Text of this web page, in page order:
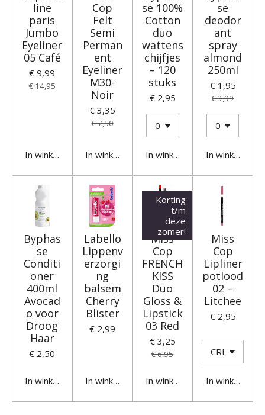
line
paris
Jumbo
Eyeliner
05 Café
€ 9,99
€ 14,95
In winkelwagen
Cop
Felt
Semi
Perman
ent
Eyeliner
M30-
Noir
€ 3,35
€ 7,50
In winkelwagen
se 100%
Cotton
duo
wattens
chijfjes
– 120
stuks
€ 2,95
In winkelwagen
se
deodor
ant
spray
almond
250ml
€ 1,95
€ 3,99
In
Byphas
se
Conditi
oner
400ml
Avocad
o voor
Droog
Haar
€ 2,50
In winkelwagen
Labello
Lippenv
erzorgi
ng
balsem
Cherry
Blister
€ 2,99
In winkelwagen
Korting
t/m
deze
zomer!
Miss
Cop
FRENCH
KISS
Duo
Gloss &
Lipstick
03 Red
€ 3,25
€ 6,95
In winkelwagen
Miss
Cop
Lipliner
potlood
02 –
Litchee
€ 2,95
In